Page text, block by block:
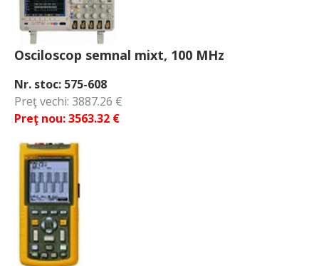
Osciloscop semnal mixt, 100 MHz
Nr. stoc: 575-608
Preţ vechi: 3887.26 €
Preţ nou: 3563.32 €